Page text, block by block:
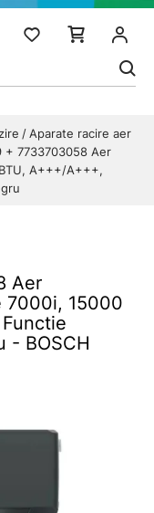
Aparate racire aer
+ 7733703058 Aer
A+++/A+++,
Aer
7000i, 15000
- BOSCH